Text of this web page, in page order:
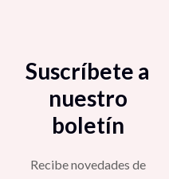
La composición de
la violencia:
Suscríbete a
nuestro
boletín
Recibe novedades de